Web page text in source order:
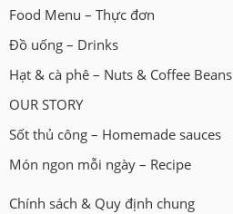
Food Menu – Thực đơn
Đồ uống – Drinks
Hạt & cà phê – Nuts & Coffee Beans
OUR STORY
Sốt thủ công – Homemade sauces
Món ngon mỗi ngày – Recipe
Chính sách & Quy định chung